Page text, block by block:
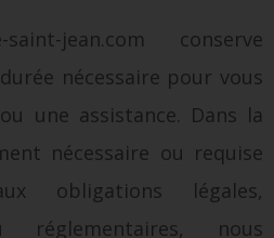
saint-jean.com conserve
nécessaire pour vous
une assistance. Dans la
nécessaire ou requise
obligations légales,
réglementaires, nous